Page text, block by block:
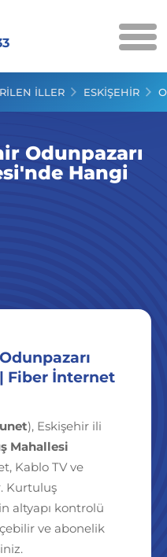
İLLER ESKİŞEHİR
Odunpazarı
Hangi
Fiber İnternet
), Eskişehir ili
Mahallesi
Kablo TV ve
Kurtuluş
altyapı kontrolü
ve abonelik